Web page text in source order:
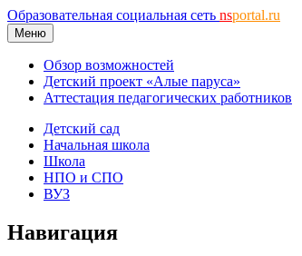
Образовательная социальная сеть nsportal.ru
Меню
Обзор возможностей
Детский проект «Алые паруса»
Аттестация педагогических работников
Детский сад
Начальная школа
Школа
НПО и СПО
ВУЗ
Навигация